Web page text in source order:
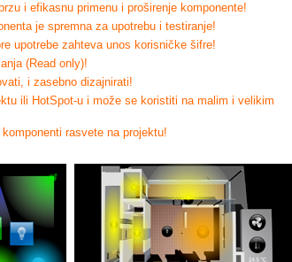
i efikasnu primenu i proširenje komponente!
je spremna za upotrebu i testiranje!
upotrebe zahteva unos korisničke šifre!
(Read only)!
i zasebno dizajnirati!
ili HotSpot-u i može se koristiti na malim i velikim
rasvete na projektu!